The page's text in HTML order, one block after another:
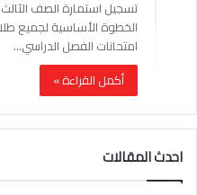
الخطوة الأساسية لجميع
امتحانات الفصل الدراسي…
أكمل القراءة »
احدث المقالات